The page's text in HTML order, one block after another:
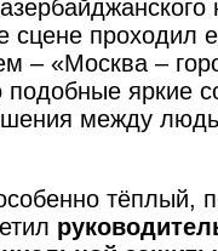
сцене проходил
– «Москва –
подобные яркие
между
тёплый,